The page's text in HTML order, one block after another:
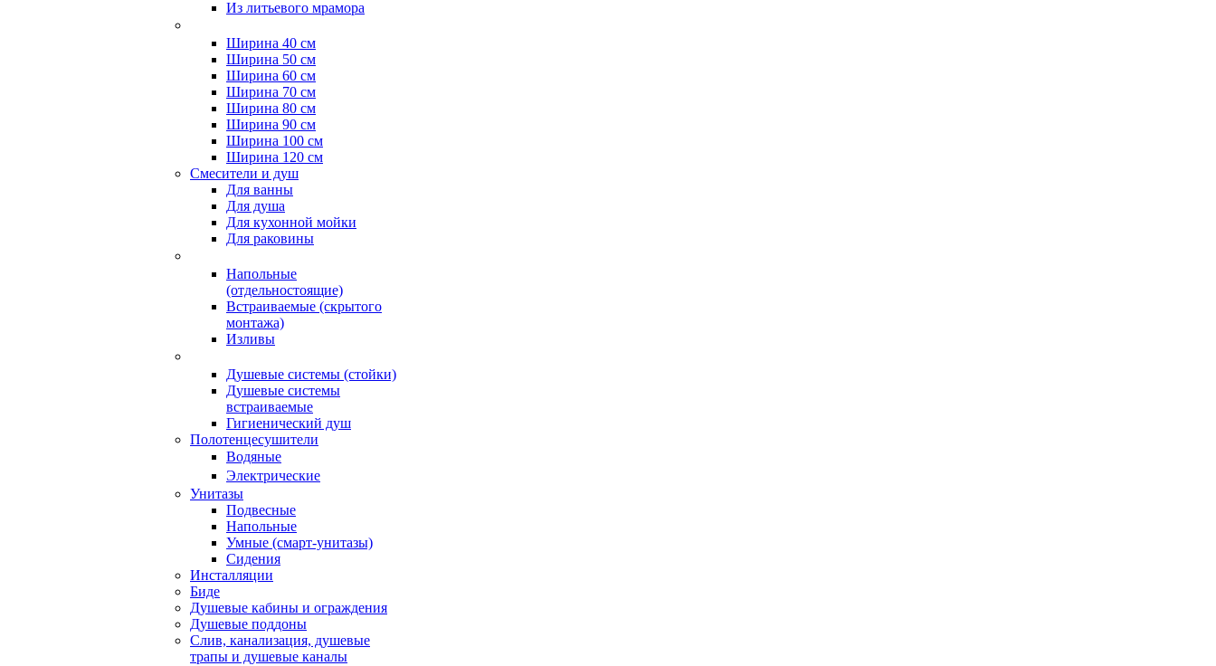
Из литьевого мрамора
Ширина 40 см
Ширина 50 см
Ширина 60 см
Ширина 70 см
Ширина 80 см
Ширина 90 см
Ширина 100 см
Ширина 120 см
Смесители и душ
Для ванны
Для душа
Для кухонной мойки
Для раковины
Напольные
(отдельностоящие)
Встраиваемые (скрытого
монтажа)
Изливы
Душевые системы (стойки)
Душевые системы
встраиваемые
Гигиенический душ
Полотенцесушители
ㅤВодяные
ㅤЭлектрические
Унитазы
Подвесные
Напольные
Умные (смарт-унитазы)
Сидения
Инсталляции
Биде
Душевые кабины и ограждения
Душевые поддоны
Слив, канализация, душевые
трапы и душевые каналы